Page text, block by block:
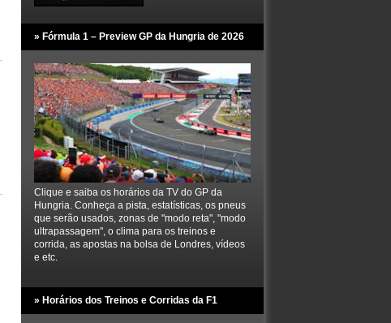
» Fórmula 1 – Preview GP da Hungria de 2026
Clique e saiba os horários da TV do GP da
Hungria. Conheça a pista, estatísticas, os pneus
que serão usados, zonas de "modo reta", "modo
ultrapassagem", o clima para os treinos e
corrida, as apostas na bolsa de Londres, vídeos
e etc.
» Horários dos Treinos e Corridas da F1